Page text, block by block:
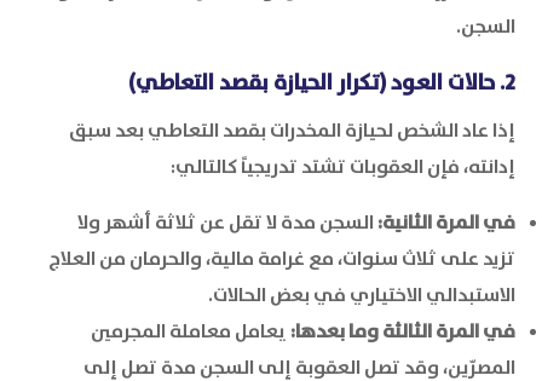
السجن.
2. حالات العود (تكرار الحيازة بقصد التعاطي)
إذا عاد الشخص لحيازة المخدرات بقصد التعاطي بعد سبق
إدانته، فإن العقوبات تشتد تدريجياً كالتالي:
في المرة الثانية: السجن مدة لا تقل عن ثلاثة أشهر ولا
تزيد على ثلاث سنوات، مع غرامة مالية، والحرمان من العلاج
الاستبدالي الاختياري في بعض الحالات.
في المرة الثالثة وما بعدها: يعامل معاملة المجرمين
المصرّين، وقد تصل العقوبة إلى السجن مدة تصل إلى